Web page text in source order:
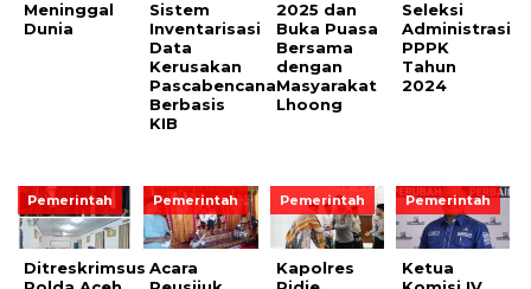
Meninggal
Dunia
Sistem
Inventarisasi
Data
Kerusakan
Pascabencana
Berbasis
KIB
2025 dan
Buka Puasa
Bersama
dengan
Masyarakat
Lhoong
Seleksi
Administrasi
PPPK
Tahun
2024
Pemerintah
Ditreskrimsus
Pemerintah
Acara
Pemerintah
Kapolres
Pemerintah
Ketua